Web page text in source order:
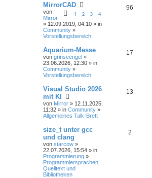
MirrorCAD
1 2 3 4
von
Mirror
» 12.09.2019, 04:10 » in
Community »
Vorstellungsbereich
96
Aquarium-Messe
von grinseengel »
23.06.2026, 12:30 » in
Community »
Vorstellungsbereich
17
Visual Studio 2026
mit KI
von Mirror » 12.11.2025,
11:32 » in Community »
Allgemeines Talk-Brett
13
size_t unter gcc
und clang
von starcow »
22.07.2026, 15:54 » in
Programmierung »
Programmiersprachen,
Quelltext und
Bibliotheken
2